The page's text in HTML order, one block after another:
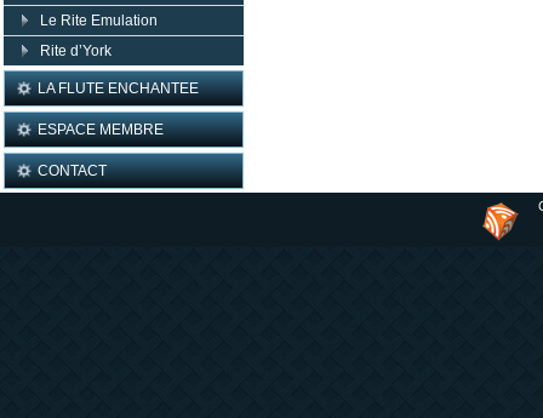
Le Rite Emulation
Rite d’York
LA FLUTE ENCHANTEE
ESPACE MEMBRE
CONTACT